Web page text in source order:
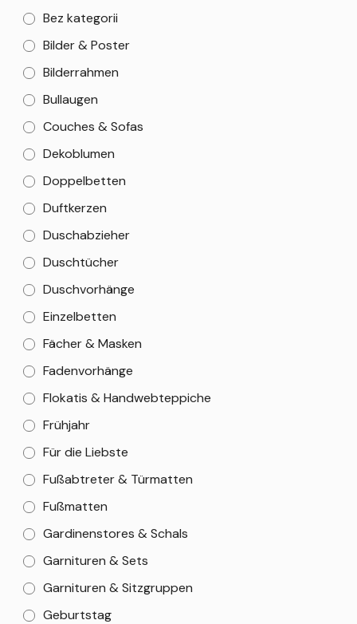
Bez kategorii
Bilder & Poster
Bilderrahmen
Bullaugen
Couches & Sofas
Dekoblumen
Doppelbetten
Duftkerzen
Duschabzieher
Duschtücher
Duschvorhänge
Einzelbetten
Fächer & Masken
Fadenvorhänge
Flokatis & Handwebteppiche
Frühjahr
Für die Liebste
Fußabtreter & Türmatten
Fußmatten
Gardinenstores & Schals
Garnituren & Sets
Garnituren & Sitzgruppen
Geburtstag